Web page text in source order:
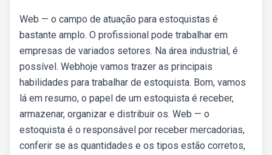
Web — o campo de atuação para estoquistas é
bastante amplo. O profissional pode trabalhar em
empresas de variados setores. Na área industrial, é
possível. Webhoje vamos trazer as principais
habilidades para trabalhar de estoquista. Bom, vamos
lá em resumo, o papel de um estoquista é receber,
armazenar, organizar e distribuir os. Web — o
estoquista é o responsável por receber mercadorias,
conferir se as quantidades e os tipos estão corretos,